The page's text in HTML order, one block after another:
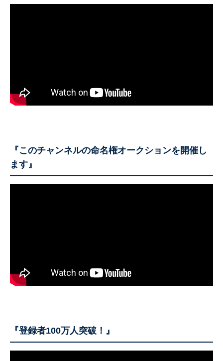
『このチャンネルの命名権オークションを開催し
ます』
『登録者100万人突破！』